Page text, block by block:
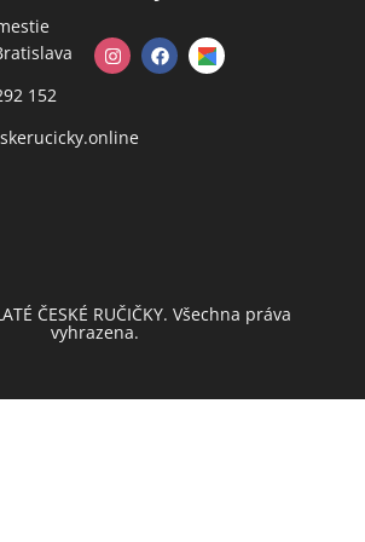
152
ČESKÉ RUČIČKY. Všechna práva
vyhrazena.